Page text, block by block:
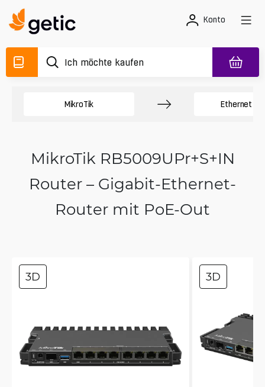
Konto
MikroTik Ethernet
MikroTik RB5009UPr+S+IN
Router – Gigabit-Ethernet-
Router mit PoE-Out
3D 3D